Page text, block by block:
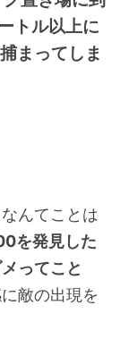
トル以上に
まってしま
んてことは
を発見した
ってこと
敵の出現を